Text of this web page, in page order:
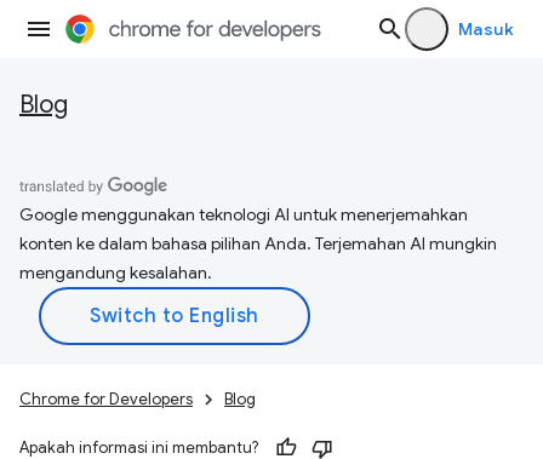
Masuk
Blog
Google menggunakan teknologi AI untuk menerjemahkan
konten ke dalam bahasa pilihan Anda. Terjemahan AI mungkin
mengandung kesalahan.
Chrome for Developers Blog
Apakah informasi ini membantu?